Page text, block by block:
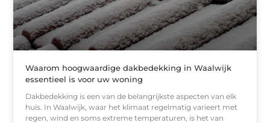
Waarom hoogwaardige dakbedekking in Waalwijk
essentieel is voor uw woning
Dakbedekking is een van de belangrijkste aspecten van elk
huis. In Waalwijk, waar het klimaat regelmatig varieert met
regen, wind en soms extreme temperaturen, is het van